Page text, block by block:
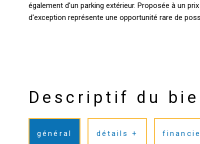
également d'un parking extérieur. Proposée à un
Descriptif du
général détails +